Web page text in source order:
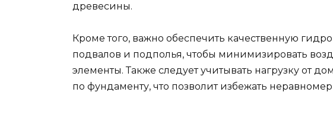
древесины.
Кроме того, важно обеспечить качественную
подвалов и подполья, чтобы минимизировать
элементы. Также следует учитывать нагрузку от
по фундаменту, что позволит избежать